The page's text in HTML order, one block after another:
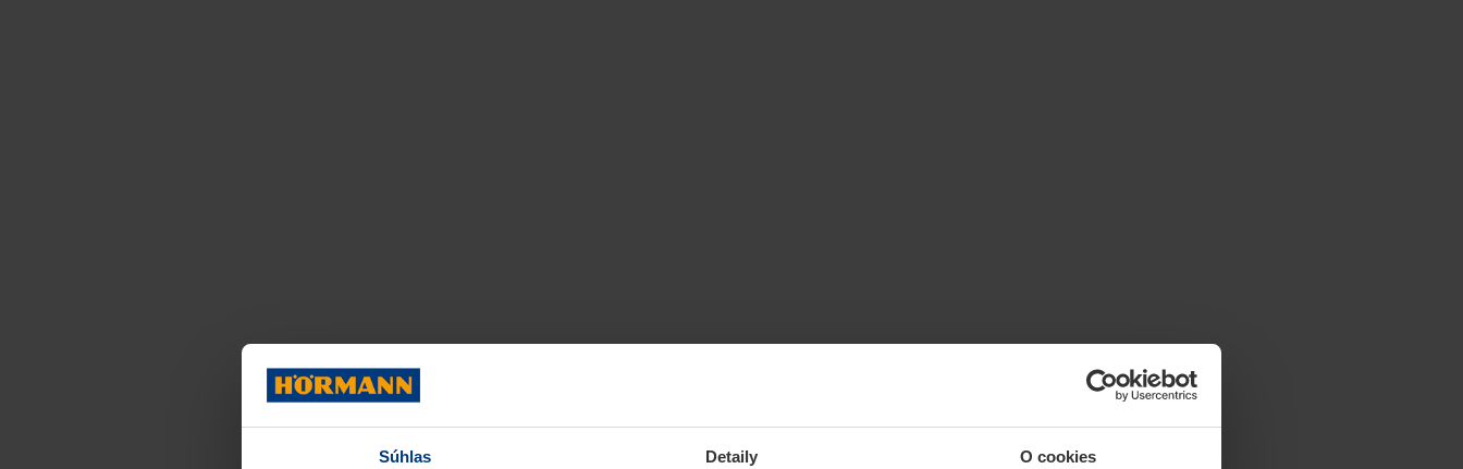
Súhlas Detaily O cookies